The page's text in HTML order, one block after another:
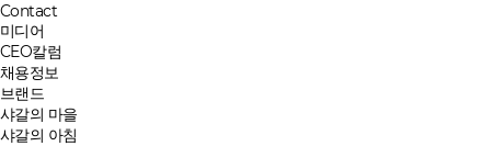
Contact
미디어
CEO칼럼
채용정보
브랜드
샤갈의 마을
샤갈의 아침